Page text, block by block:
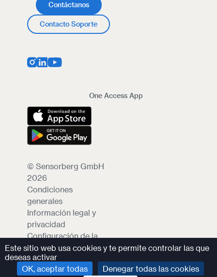
Este sitio web usa cookies y te permite controlar las que
deseas activar
OK, aceptar todas
Denegar todas las cookies
Contáctanos
Contacto Soporte
One Access App
© Sensorberg GmbH
2026
Condiciones
generales
Información legal y
privacidad
Configuración de la
protección de datos